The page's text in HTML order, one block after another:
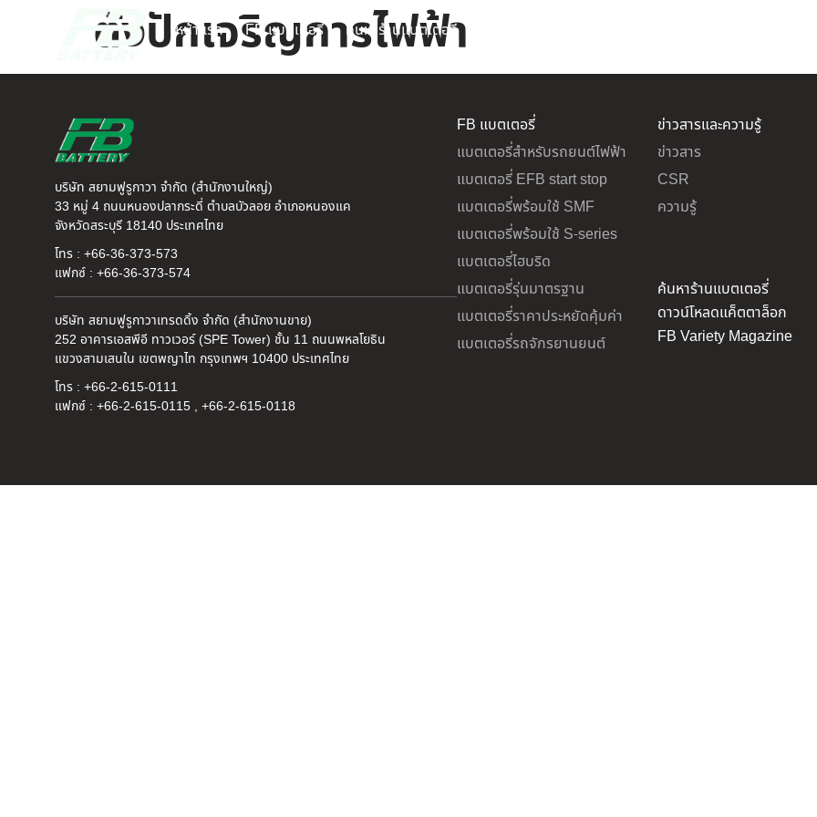
หน้าแรก FB แบตเตอรี่ ค้นหาร้านแบตเตอรี่
ตังปักเจริญการไฟฟ้า
บริษัท สยามฟูรูกาวา จำกัด (สำนักงานใหญ่)
33 หมู่ 4 ถนนหนองปลากระดี่ ตำบลบัวลอย อำเภอหนองแค
จังหวัดสระบุรี 18140 ประเทศไทย
โทร : +66-36-373-573
แฟกซ์ : +66-36-373-574
บริษัท สยามฟูรูกาวาเทรดดิ้ง จำกัด (สำนักงานขาย)
252 อาคารเอสพีอี ทาวเวอร์ (SPE Tower) ชั้น 11 ถนนพหลโยธิน
แขวงสามเสนใน เขตพญาไท กรุงเทพฯ 10400 ประเทศไทย
โทร : +66-2-615-0111
แฟกซ์ : +66-2-615-0115 , +66-2-615-0118
FB แบตเตอรี่
แบตเตอรี่สำหรับรถยนต์ไฟฟ้า
แบตเตอรี่ EFB start stop
แบตเตอรี่พร้อมใช้ SMF
แบตเตอรี่พร้อมใช้ S-series
แบตเตอรี่ไฮบริด
แบตเตอรี่รุ่นมาตรฐาน
แบตเตอรี่ราคาประหยัดคุ้มค่า
แบตเตอรี่รถจักรยานยนต์
ข่าวสารและความรู้
ข่าวสาร
CSR
ความรู้
ค้นหาร้านแบตเตอรี่
ดาวน์โหลดแค็ตตาล็อก
FB Variety Magazine